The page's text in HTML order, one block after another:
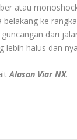
atau
belakang ke
dari
lebih halus dan
Alasan Viar NX.